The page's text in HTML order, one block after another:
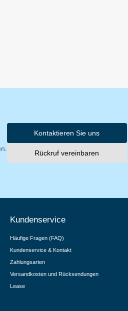
Kontaktieren Sie uns
Rückruf vereinbaren
Kundenservice
Häufige Fragen (FAQ)
Kundenservice & Kontakt
Zahlungsarten
Versandkosten und Rücksendungen
Lease